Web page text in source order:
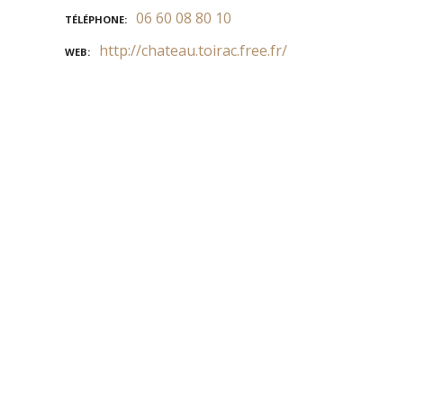
TÉLÉPHONE 06 60 08 80 10
WEB http://chateau.toirac.free.fr/